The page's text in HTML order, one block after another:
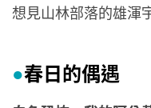
想見山林部落的雄渾
●春日的偶遇